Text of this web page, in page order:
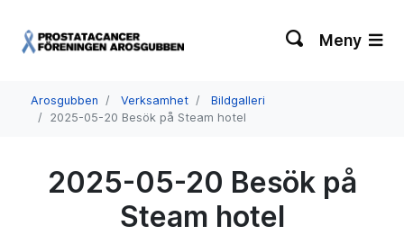
Meny
Arosgubben Verksamhet
Bildgalleri
2025-05-20 Besök på Steam hotel
2025-05-20 Besök på
Steam hotel